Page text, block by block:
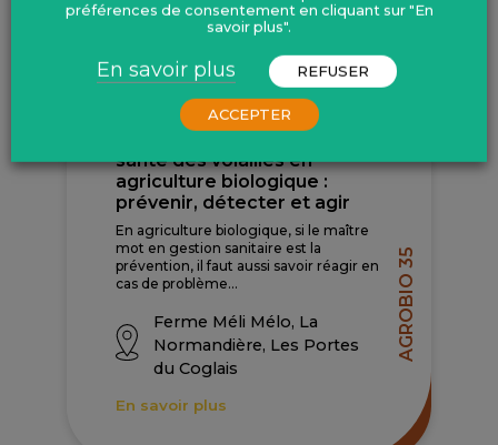
SEPTEMBRE
santé des volailles en
agriculture biologique :
prévenir, détecter et agir
En agriculture biologique, si le maître
mot en gestion sanitaire est la
prévention, il faut aussi savoir réagir en
cas de problème...
Ferme Méli Mélo, La
Normandière, Les Portes
du Coglais
En savoir plus
AGROBIO 35
préférences de consentement en cliquant sur "En
savoir plus".
En savoir plus REFUSER
ACCEPTER